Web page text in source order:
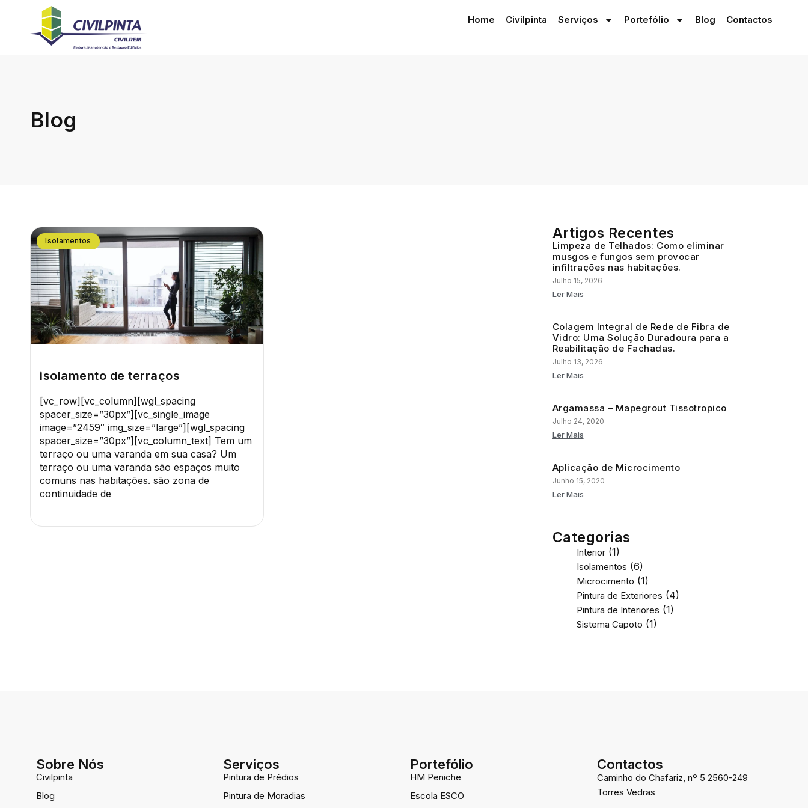
Home Civilpinta Serviços Portefólio Blog Contactos
Blog
Isolamentos
isolamento de terraços
[vc_row][vc_column][wgl_spacing
spacer_size=”30px”][vc_single_image
image=”2459″ img_size=”large”][wgl_spacing
spacer_size=”30px”][vc_column_text] Tem um
terraço ou uma varanda em sua casa? Um
terraço ou uma varanda são espaços muito
comuns nas habitações. são zona de
continuidade de
Artigos Recentes
Limpeza de Telhados: Como eliminar
musgos e fungos sem provocar
infiltrações nas habitações.
Julho 15, 2026
Ler Mais
Colagem Integral de Rede de Fibra de
Vidro: Uma Solução Duradoura para a
Reabilitação de Fachadas.
Julho 13, 2026
Ler Mais
Argamassa – Mapegrout Tissotropico
Julho 24, 2020
Ler Mais
Aplicação de Microcimento
Junho 15, 2020
Ler Mais
Categorias
Interior(1)
Isolamentos (6)
Microcimento (1)
Pintura de Exteriores (4)
Pintura de Interiores (1)
Sistema Capoto (1)
Sobre Nós
Civilpinta
Blog
Serviços
Pintura de Prédios
Pintura de Moradias
Portefólio
HM Peniche
Escola ESCO
Contactos
Caminho do Chafariz, nº 5 2560-249
Torres Vedras